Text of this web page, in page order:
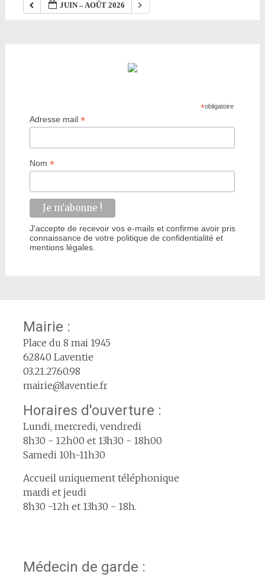
JUIN – AOÛT 2026
*obligatoire
Adresse mail*
Nom*
J'accepte de recevoir vos e-mails et confirme avoir pris
connaissance de votre politique de confidentialité et
mentions légales.
Mairie :
Place du 8 mai 1945
62840 Laventie
03.21.27.60.98
mairie@laventie.fr
Horaires d'ouverture :
Lundi, mercredi, vendredi
8h30 - 12h00 et 13h30 - 18h00
Samedi 10h-11h30
Accueil uniquement téléphonique
mardi et jeudi
8h30 -12h et 13h30 - 18h.
Médecin de garde :